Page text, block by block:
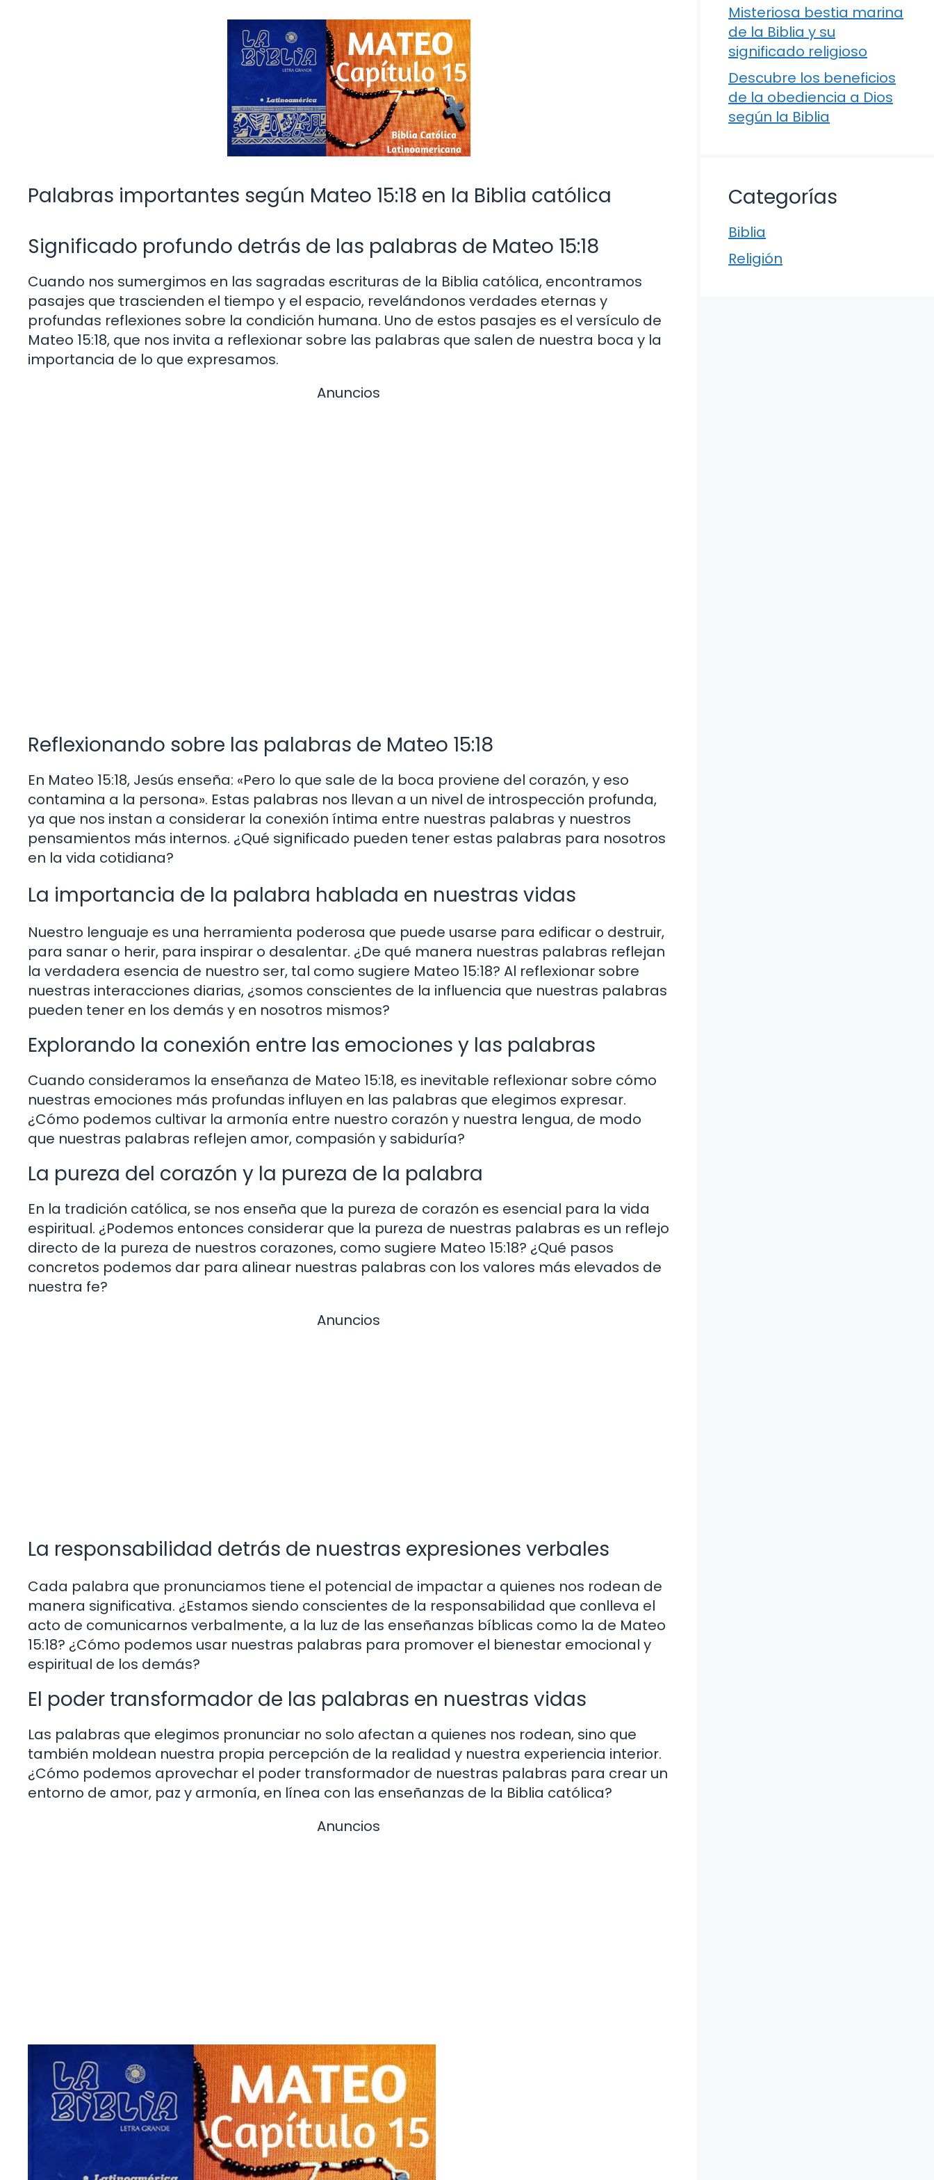
Palabras importantes según Mateo 15:18 en la Biblia católica
Significado profundo detrás de las palabras de Mateo 15:18
Cuando nos sumergimos en las sagradas escrituras de la Biblia católica, encontramos
pasajes que trascienden el tiempo y el espacio, revelándonos verdades eternas y
profundas reflexiones sobre la condición humana. Uno de estos pasajes es el versículo de
Mateo 15:18, que nos invita a reflexionar sobre las palabras que salen de nuestra boca y la
importancia de lo que expresamos.
Anuncios
Reflexionando sobre las palabras de Mateo 15:18
En Mateo 15:18, Jesús enseña: «Pero lo que sale de la boca proviene del corazón, y eso
contamina a la persona». Estas palabras nos llevan a un nivel de introspección profunda,
ya que nos instan a considerar la conexión íntima entre nuestras palabras y nuestros
pensamientos más internos. ¿Qué significado pueden tener estas palabras para nosotros
en la vida cotidiana?
La importancia de la palabra hablada en nuestras vidas
Nuestro lenguaje es una herramienta poderosa que puede usarse para edificar o destruir,
para sanar o herir, para inspirar o desalentar. ¿De qué manera nuestras palabras reflejan
la verdadera esencia de nuestro ser, tal como sugiere Mateo 15:18? Al reflexionar sobre
nuestras interacciones diarias, ¿somos conscientes de la influencia que nuestras palabras
pueden tener en los demás y en nosotros mismos?
Explorando la conexión entre las emociones y las palabras
Cuando consideramos la enseñanza de Mateo 15:18, es inevitable reflexionar sobre cómo
nuestras emociones más profundas influyen en las palabras que elegimos expresar.
¿Cómo podemos cultivar la armonía entre nuestro corazón y nuestra lengua, de modo
que nuestras palabras reflejen amor, compasión y sabiduría?
La pureza del corazón y la pureza de la palabra
En la tradición católica, se nos enseña que la pureza de corazón es esencial para la vida
espiritual. ¿Podemos entonces considerar que la pureza de nuestras palabras es un reflejo
directo de la pureza de nuestros corazones, como sugiere Mateo 15:18? ¿Qué pasos
concretos podemos dar para alinear nuestras palabras con los valores más elevados de
nuestra fe?
Anuncios
La responsabilidad detrás de nuestras expresiones verbales
Cada palabra que pronunciamos tiene el potencial de impactar a quienes nos rodean de
manera significativa. ¿Estamos siendo conscientes de la responsabilidad que conlleva el
acto de comunicarnos verbalmente, a la luz de las enseñanzas bíblicas como la de Mateo
15:18? ¿Cómo podemos usar nuestras palabras para promover el bienestar emocional y
espiritual de los demás?
El poder transformador de las palabras en nuestras vidas
Las palabras que elegimos pronunciar no solo afectan a quienes nos rodean, sino que
también moldean nuestra propia percepción de la realidad y nuestra experiencia interior.
¿Cómo podemos aprovechar el poder transformador de nuestras palabras para crear un
entorno de amor, paz y armonía, en línea con las enseñanzas de la Biblia católica?
Anuncios
Misteriosa bestia marina
de la Biblia y su
significado religioso
Descubre los beneficios
de la obediencia a Dios
según la Biblia
Categorías
Biblia
Religión